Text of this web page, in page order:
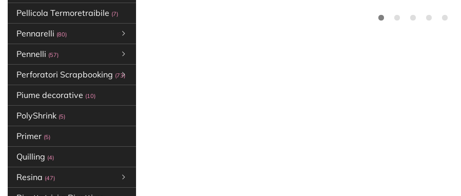
Pellicola Termoretraibile (7)
Pennarelli (80)
Pennelli (57)
Perforatori Scrapbooking (73)
Piume decorative (10)
PolyShrink (5)
Primer (5)
Quilling (4)
Resina (47)